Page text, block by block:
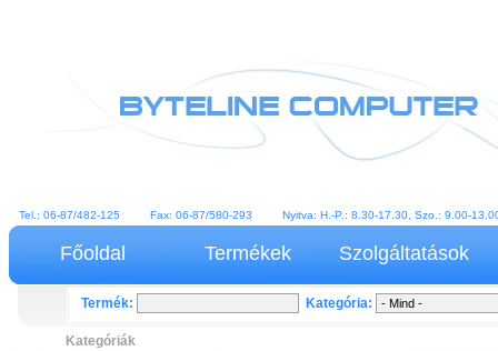
Tel.: 06-87/482-125 Fax: 06-87/580-293 Nyitva: H.-P.: 8.30-17.30, Szo.: 9.00-
Főoldal Termékek Szolgáltatások
Termék: Kategória:
Kategóriák